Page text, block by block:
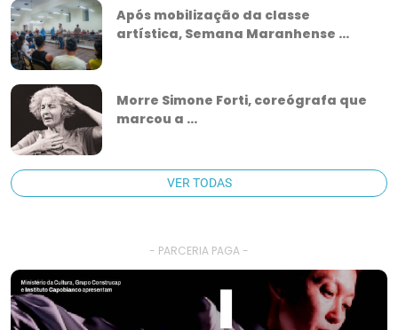
Após mobilização da classe
artística, Semana Maranhense ...
Morre Simone Forti, coreógrafa que
marcou a ...
VER TODAS
- PARCERIA PAGA -